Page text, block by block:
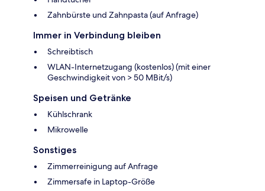
Zahnbürste und Zahnpasta (auf Anfrage)
Immer in Verbindung bleiben
Schreibtisch
WLAN-Internetzugang (kostenlos) (mit einer
Geschwindigkeit von > 50 MBit/s)
Speisen und Getränke
Kühlschrank
Mikrowelle
Sonstiges
Zimmerreinigung auf Anfrage
Zimmersafe in Laptop-Größe